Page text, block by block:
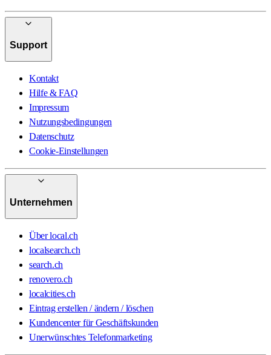
Support
Kontakt
Hilfe & FAQ
Impressum
Nutzungsbedingungen
Datenschutz
Cookie-Einstellungen
Unternehmen
Über local.ch
localsearch.ch
search.ch
renovero.ch
localcities.ch
Eintrag erstellen / ändern / löschen
Kundencenter für Geschäftskunden
Unerwünschtes Telefonmarketing